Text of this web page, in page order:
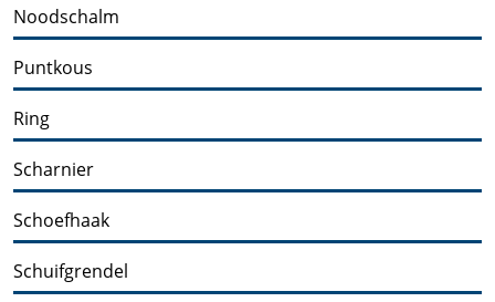
Noodschalm
Puntkous
Ring
Scharnier
Schoefhaak
Schuifgrendel